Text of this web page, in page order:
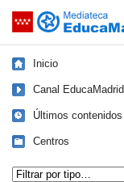
Saltar navegación
Inicio
Canal EducaMadrid
Últimos contenidos
Centros